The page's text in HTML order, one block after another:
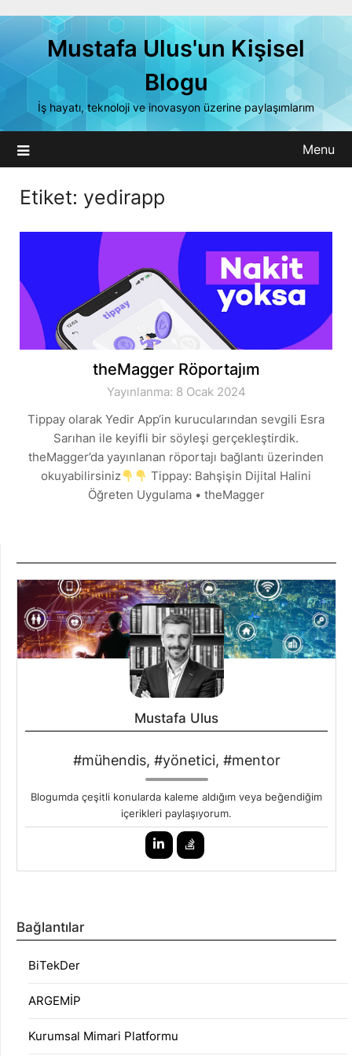
Mustafa Ulus'un Kişisel
Blogu
İş hayatı, teknoloji ve inovasyon üzerine paylaşımlarım
Menu
Etiket: yedirapp
theMagger Röportajım
Yayınlanma: 8 Ocak 2024
Tippay olarak Yedir App‘in kurucularından sevgili Esra
Sarıhan ile keyifli bir söyleşi gerçekleştirdik.
theMagger’da yayınlanan röportajı bağlantı üzerinden
okuyabilirsiniz
Tippay: Bahşişin Dijital Halini
Öğreten Uygulama • theMagger
Mustafa Ulus
#mühendis, #yönetici, #mentor
Blogumda çeşitli konularda kaleme aldığım veya beğendiğim
içerikleri paylaşıyorum.
Bağlantılar
BiTekDer
ARGEMİP
Kurumsal Mimari Platformu